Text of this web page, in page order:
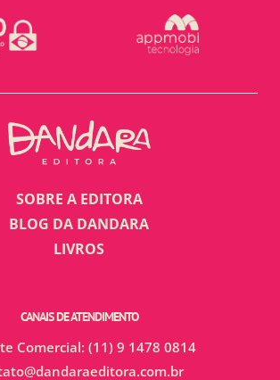
SOBRE A EDITORA
BLOG DA DANDARA
LIVROS
CANAIS DE ATENDIMENTO
Comercial: (11) 9 1478 0814